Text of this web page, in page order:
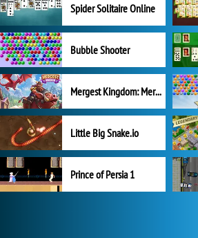
Spider Solitaire Online
Bubble Shooter
Mergest Kingdom: Merge Puzzle
Little Big Snake.io
Prince of Persia 1